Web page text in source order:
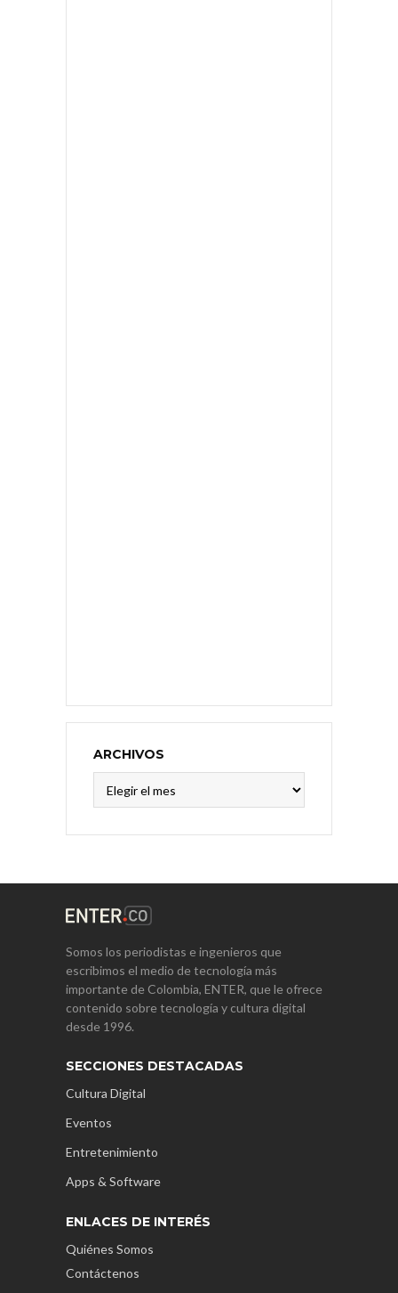
ARCHIVOS
Somos los periodistas e ingenieros que
escribimos el medio de tecnología más
importante de Colombia, ENTER, que le ofrece
contenido sobre tecnología y cultura digital
desde 1996.
SECCIONES DESTACADAS
Cultura Digital
Eventos
Entretenimiento
Apps & Software
ENLACES DE INTERÉS
Quiénes Somos
Contáctenos